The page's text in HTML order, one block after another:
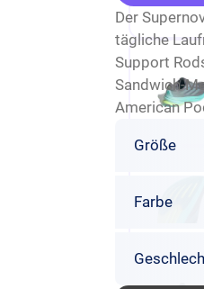
Der
tägliche
Support
Sandwich-
American
Größe
Farbe